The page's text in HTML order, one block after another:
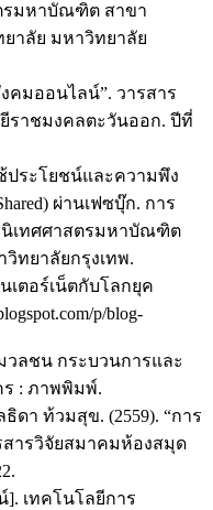
รมหาบัณฑิต สาขา
าลัย มหาวิทยาลัย
คมออนไลน์”. วารสาร
ราชมงคลตะวันออก. ปีที่
ประโยชน์และความพึง
ผ่านเฟซบุ๊ก. การ
เทศศาสตรมหาบัณฑิต
ทยาลัยกรุงเทพ.
เตอร์เน็ตกับโลกยุค
p/blog-
วลชน กระบวนการและ
: ภาพพิมพ์.
า ท้วมสุข. (2559). “การ
สารวิจัยสมาคมห้องสมุด
]. เทคโนโลยีการ